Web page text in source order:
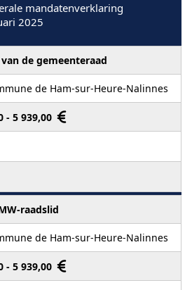
mandatenverklaring
2025
de gemeenteraad
de Ham-sur-Heure-Nalinnes
- 5 939,00
raadslid
de Ham-sur-Heure-Nalinnes
- 5 939,00